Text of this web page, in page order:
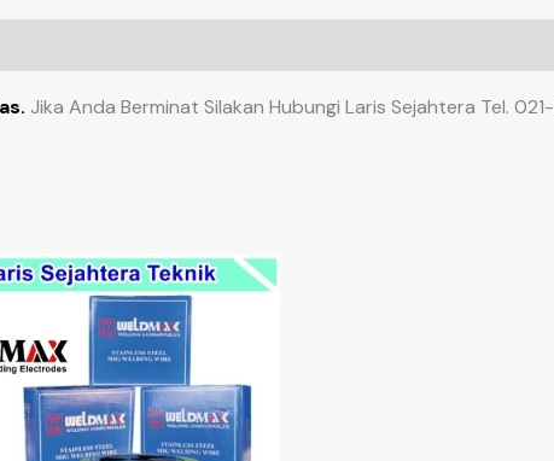
Jika Anda Berminat Silakan Hubungi Laris Sejahtera Tel.